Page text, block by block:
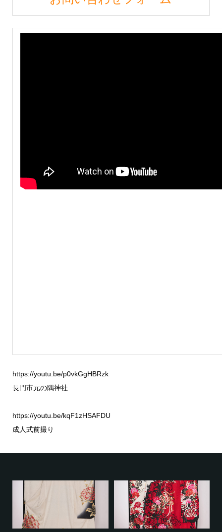
https://youtu.be/p0vkGgHBRzk
長門市元の隅神社
https://youtu.be/kqF1zHSAFDU
成人式前撮り